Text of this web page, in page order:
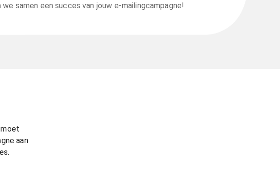
samen een succes van jouw e-mailingcampagne!
aan